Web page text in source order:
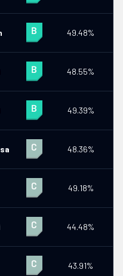
49.48%
48.55%
49.39%
48.36%
49.18%
44.48%
43.91%